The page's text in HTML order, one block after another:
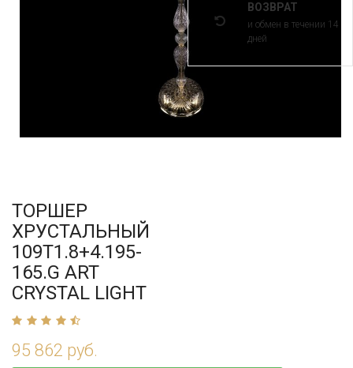
ТОРШЕР
ХРУСТАЛЬНЫЙ
109T1.8+4.195-
165.G ART
CRYSTAL LIGHT
95 862 руб.
ВОЗВРАТ
и обмен в течении 14
дней